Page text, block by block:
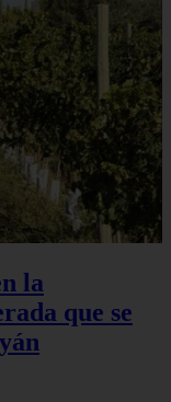
la
que se